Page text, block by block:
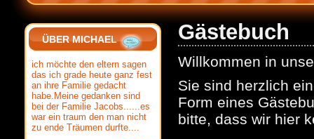
Gästebuch
Willkommen in
Sie sind herzlich
Form eines
bitte, dass wir hier
ÜBER MICHAEL
ich möchte den eltern sagen
das ich grade heute ganz fest
an ihre Familie gedacht
habe.Meine gedanken sind
bei der Familie Jacobs......es
war ein traum den man nicht
zu ende Träumen durfte....